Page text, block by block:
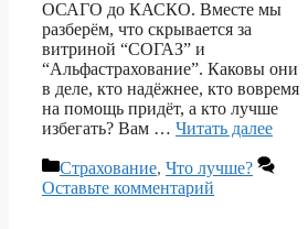
ОСАГО до КАСКО. Вместе мы
разберём, что скрывается за
витриной “СОГАЗ” и
“Альфастрахование”. Каковы они
в деле, кто надёжнее, кто вовремя
на помощь придёт, а кто лучше
избегать? Вам … Читать далее
Рубрики
Страхование, Что лучше?
Оставьте комментарий